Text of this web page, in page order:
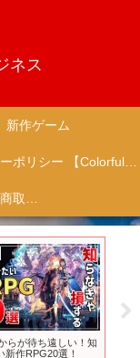
ネス
新作ゲーム
プライバシーポリシー 【Colorful Creation】
特定商取引法に基づく表記（商取引に関する開示）
らが待ち遠しい！知
新作RPG20選！